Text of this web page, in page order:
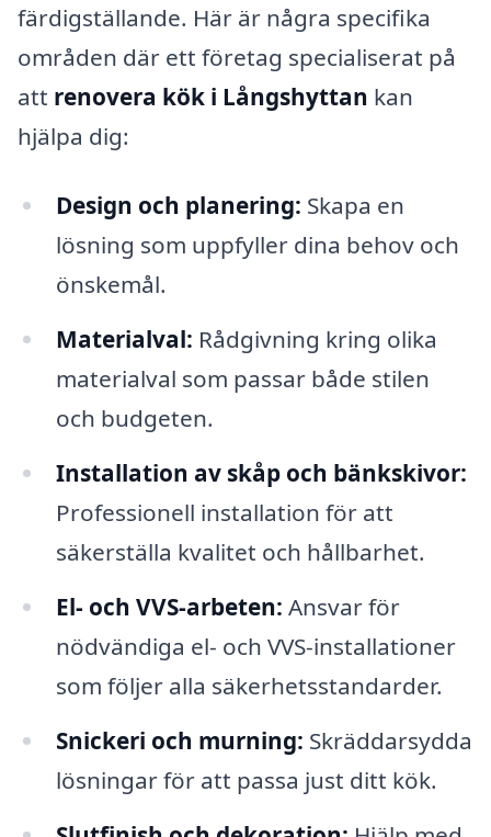
färdigställande. Här är några specifika
områden där ett företag specialiserat på
att renovera kök i Långshyttan kan
hjälpa dig:
Design och planering: Skapa en
lösning som uppfyller dina behov och
önskemål.
Materialval: Rådgivning kring olika
materialval som passar både stilen
och budgeten.
Installation av skåp och bänkskivor:
Professionell installation för att
säkerställa kvalitet och hållbarhet.
El- och VVS-arbeten: Ansvar för
nödvändiga el- och VVS-installationer
som följer alla säkerhetsstandarder.
Snickeri och murning: Skräddarsydda
lösningar för att passa just ditt kök.